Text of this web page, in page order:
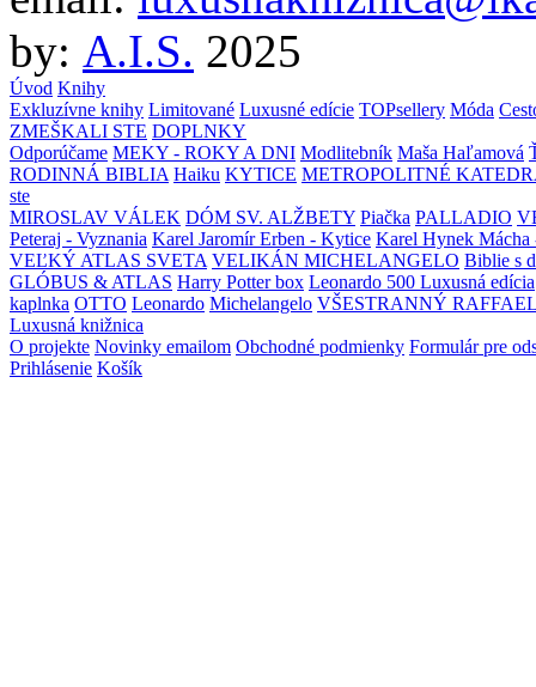
by: A.I.S. 2025
Úvod Knihy
Exkluzívne knihy Limitované Luxusné edície TOPsellery Móda
ZMEŠKALI STE DOPLNKY
Odporúčame MEKY - ROKY A DNI Modlitebník Maša Haľamová
RODINNÁ BIBLIA Haiku KYTICE METROPOLITNÉ
ste
MIROSLAV VÁLEK DÓM SV. ALŽBETY Piačka PALLADIO
Peteraj - Vyznania Karel Jaromír Erben - Kytice Karel Hynek Mácha
VEĽKÝ ATLAS SVETA VELIKÁN MICHELANGELO Biblie s
GLÓBUS & ATLAS Harry Potter box Leonardo 500 Luxusná edícia
kaplnka OTTO Leonardo Michelangelo VŠESTRANNÝ
Luxusná knižnica
O projekte Novinky emailom Obchodné podmienky Formulár pre
Prihlásenie Košík